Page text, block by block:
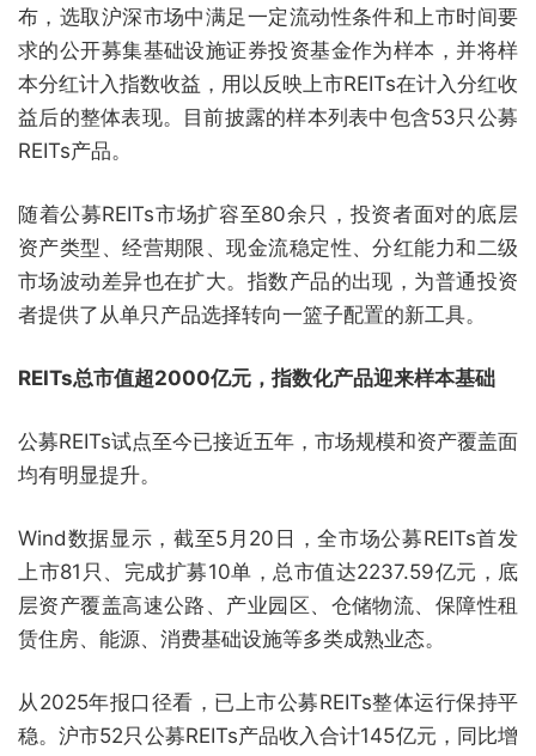
布，选取沪深市场中满足一定流动性条件和上市时间要
求的公开募集基础设施证券投资基金作为样本，并将样
本分红计入指数收益，用以反映上市REITs在计入分红收
益后的整体表现。目前披露的样本列表中包含53只公募
REITs产品。
随着公募REITs市场扩容至80余只，投资者面对的底层
资产类型、经营期限、现金流稳定性、分红能力和二级
市场波动差异也在扩大。指数产品的出现，为普通投资
者提供了从单只产品选择转向一篮子配置的新工具。
REITs总市值超2000亿元，指数化产品迎来样本基础
公募REITs试点至今已接近五年，市场规模和资产覆盖面
均有明显提升。
Wind数据显示，截至5月20日，全市场公募REITs首发
上市81只、完成扩募10单，总市值达2237.59亿元，底
层资产覆盖高速公路、产业园区、仓储物流、保障性租
赁住房、能源、消费基础设施等多类成熟业态。
从2025年报口径看，已上市公募REITs整体运行保持平
稳。沪市52只公募REITs产品收入合计145亿元，同比增